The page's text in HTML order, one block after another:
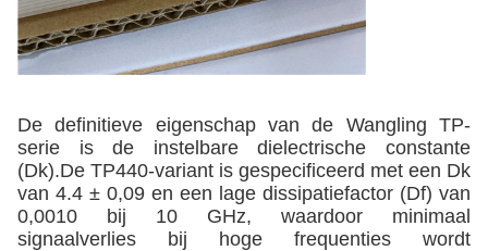
De definitieve eigenschap van de Wangling TP-
serie is de instelbare dielectrische constante
(Dk).De TP440-variant is gespecificeerd met een Dk
van 4.4 ± 0,09 en een lage dissipatiefactor (Df) van
0,0010 bij 10 GHz, waardoor minimaal
signaalverlies bij hoge frequenties wordt